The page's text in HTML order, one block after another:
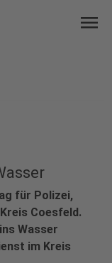
menu
für Polizei,
Coesfeld.
Wasser
im Kreis